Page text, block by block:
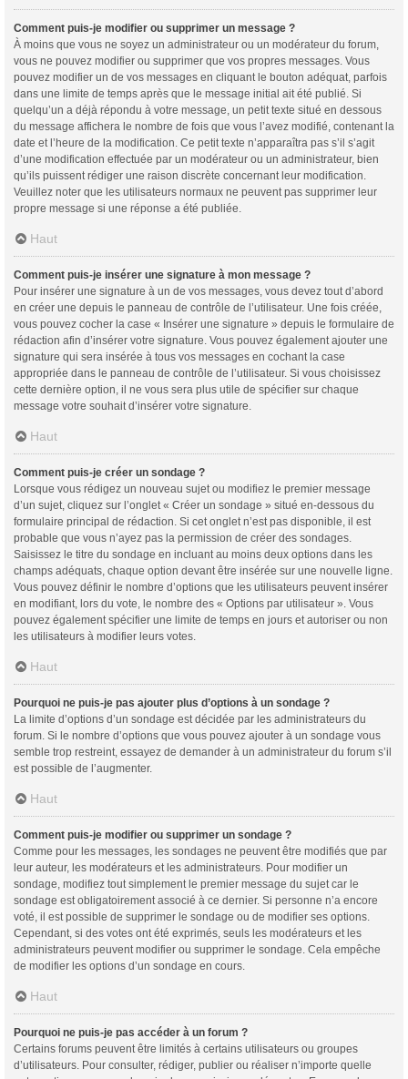
Comment puis-je modifier ou supprimer un message ?
À moins que vous ne soyez un administrateur ou un modérateur du forum,
vous ne pouvez modifier ou supprimer que vos propres messages. Vous
pouvez modifier un de vos messages en cliquant le bouton adéquat, parfois
dans une limite de temps après que le message initial ait été publié. Si
quelqu’un a déjà répondu à votre message, un petit texte situé en dessous
du message affichera le nombre de fois que vous l’avez modifié, contenant la
date et l’heure de la modification. Ce petit texte n’apparaîtra pas s’il s’agit
d’une modification effectuée par un modérateur ou un administrateur, bien
qu’ils puissent rédiger une raison discrète concernant leur modification.
Veuillez noter que les utilisateurs normaux ne peuvent pas supprimer leur
propre message si une réponse a été publiée.
Haut
Comment puis-je insérer une signature à mon message ?
Pour insérer une signature à un de vos messages, vous devez tout d’abord
en créer une depuis le panneau de contrôle de l’utilisateur. Une fois créée,
vous pouvez cocher la case « Insérer une signature » depuis le formulaire de
rédaction afin d’insérer votre signature. Vous pouvez également ajouter une
signature qui sera insérée à tous vos messages en cochant la case
appropriée dans le panneau de contrôle de l’utilisateur. Si vous choisissez
cette dernière option, il ne vous sera plus utile de spécifier sur chaque
message votre souhait d’insérer votre signature.
Haut
Comment puis-je créer un sondage ?
Lorsque vous rédigez un nouveau sujet ou modifiez le premier message
d’un sujet, cliquez sur l’onglet « Créer un sondage » situé en-dessous du
formulaire principal de rédaction. Si cet onglet n’est pas disponible, il est
probable que vous n’ayez pas la permission de créer des sondages.
Saisissez le titre du sondage en incluant au moins deux options dans les
champs adéquats, chaque option devant être insérée sur une nouvelle ligne.
Vous pouvez définir le nombre d’options que les utilisateurs peuvent insérer
en modifiant, lors du vote, le nombre des « Options par utilisateur ». Vous
pouvez également spécifier une limite de temps en jours et autoriser ou non
les utilisateurs à modifier leurs votes.
Haut
Pourquoi ne puis-je pas ajouter plus d’options à un sondage ?
La limite d’options d’un sondage est décidée par les administrateurs du
forum. Si le nombre d’options que vous pouvez ajouter à un sondage vous
semble trop restreint, essayez de demander à un administrateur du forum s’il
est possible de l’augmenter.
Haut
Comment puis-je modifier ou supprimer un sondage ?
Comme pour les messages, les sondages ne peuvent être modifiés que par
leur auteur, les modérateurs et les administrateurs. Pour modifier un
sondage, modifiez tout simplement le premier message du sujet car le
sondage est obligatoirement associé à ce dernier. Si personne n’a encore
voté, il est possible de supprimer le sondage ou de modifier ses options.
Cependant, si des votes ont été exprimés, seuls les modérateurs et les
administrateurs peuvent modifier ou supprimer le sondage. Cela empêche
de modifier les options d’un sondage en cours.
Haut
Pourquoi ne puis-je pas accéder à un forum ?
Certains forums peuvent être limités à certains utilisateurs ou groupes
d’utilisateurs. Pour consulter, rédiger, publier ou réaliser n’importe quelle